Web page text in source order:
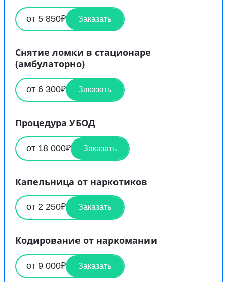
от 5 850₽ Заказать
Снятие ломки в стационаре
(амбулаторно)
от 6 300₽ Заказать
Процедура УБОД
от 18 000₽ Заказать
Капельница от наркотиков
от 2 250₽ Заказать
Кодирование от наркомании
от 9 000₽ Заказать